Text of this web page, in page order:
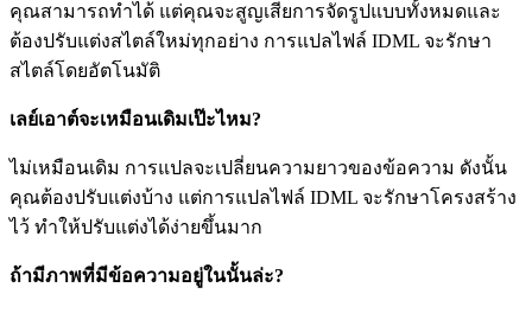
คุณสามารถทำได้ แต่คุณจะสูญเสียการจัดรูปแบบทั้งหมดและ
ต้องปรับแต่งสไตล์ใหม่ทุกอย่าง การแปลไฟล์ IDML จะรักษา
สไตล์โดยอัตโนมัติ
เลย์เอาต์จะเหมือนเดิมเป๊ะไหม?
ไม่เหมือนเดิม การแปลจะเปลี่ยนความยาวของข้อความ ดังนั้น
คุณต้องปรับแต่งบ้าง แต่การแปลไฟล์ IDML จะรักษาโครงสร้าง
ไว้ ทำให้ปรับแต่งได้ง่ายขึ้นมาก
ถ้ามีภาพที่มีข้อความอยู่ในนั้นล่ะ?